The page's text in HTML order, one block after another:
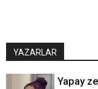
YAZARLAR
Yapay